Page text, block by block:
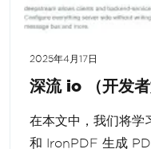
2025年4月17日
深流 io （开发者
在本文中，我们将学
和 IronPDF 生成